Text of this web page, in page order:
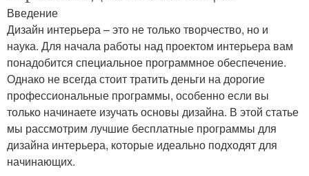
Введение
Дизайн интерьера – это не только творчество, но и
наука. Для начала работы над проектом интерьера вам
понадобится специальное программное обеспечение.
Однако не всегда стоит тратить деньги на дорогие
профессиональные программы, особенно если вы
только начинаете изучать основы дизайна. В этой статье
мы рассмотрим лучшие бесплатные программы для
дизайна интерьера, которые идеально подходят для
начинающих.